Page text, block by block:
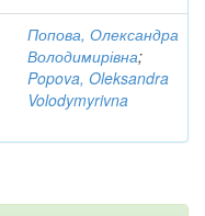
Попова, Олександра
Володимирівна;
Popova, Oleksandra
Volodymyrivna